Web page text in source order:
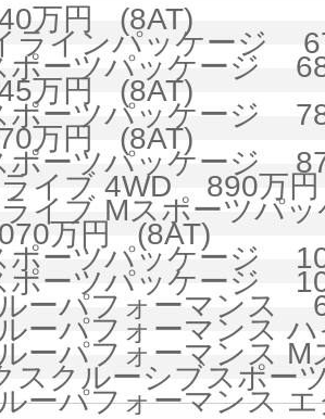
万円 (8AT)
ラインパッケージ
ポーツパッケージ
万円 (8AT)
ポーツパッケージ
万円 (8AT)
ポーツパッケージ
ライブ 4WD 890万
イブ Mスポーツパ
万円 (8AT)
ポーツパッケージ
ポーツパッケージ
ーパフォーマンス
ーパフォーマンス
ーパフォーマンス
スクルーシブスポ
ーパフォーマンス